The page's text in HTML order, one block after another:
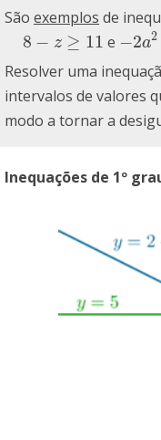
São exemplos de
8 − z ≥ 11
z≥ 11 e −2a2
−2a2+
Resolver uma
intervalos de valores
modo a tornar a
Inequações de 1º